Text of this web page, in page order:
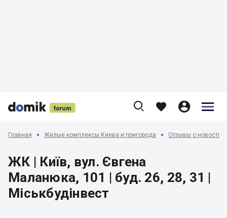


 
    


Главная Жилые комплексы Киева и пригорода Отзывы о
ЖК | Київ, вул. Євгена
Маланюка, 101 | буд. 26, 28, 31 |
Міськбудінвест